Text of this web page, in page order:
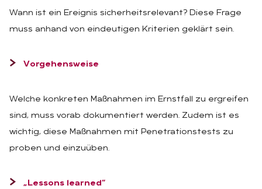
Wann ist ein Ereignis sicherheitsrelevant? Diese Frage
muss anhand von eindeutigen Kriterien geklärt sein.
Vorgehensweise
Welche konkreten Maßnahmen im Ernstfall zu ergreifen
sind, muss vorab dokumentiert werden. Zudem ist es
wichtig, diese Maßnahmen mit Penetrationstests zu
proben und einzuüben.
„Lessons learned“